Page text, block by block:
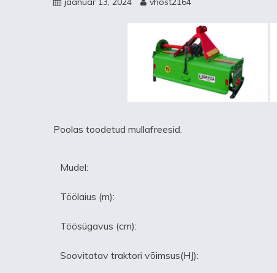
Poolas toodetud mullafreesid.
Mudel:
Töölaius (m):
Töösügavus (cm):
Soovitatav traktori võimsus(HJ):